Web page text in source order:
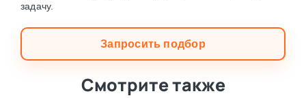
задачу.
Запросить подбор
Смотрите также